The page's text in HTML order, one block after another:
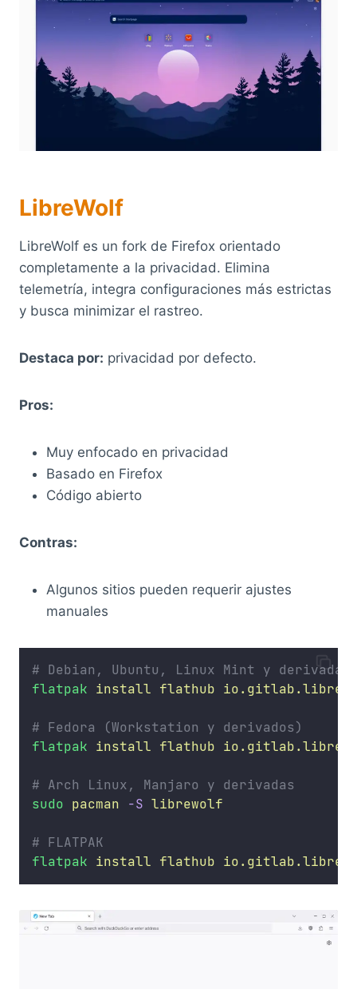
LibreWolf
LibreWolf es un fork de Firefox orientado
completamente a la privacidad. Elimina
telemetría, integra configuraciones más estrictas
y busca minimizar el rastreo.
Destaca por: privacidad por defecto.
Pros:
Muy enfocado en privacidad
Basado en Firefox
Código abierto
Contras:
Algunos sitios pueden requerir ajustes
manuales
# Debian, Ubuntu, Linux Mint y derivadas
flatpak install flathub
# Fedora (Workstation y derivados)
flatpak install flathub
# Arch Linux, Manjaro y derivadas
sudo pacman -S librewolf
# FLATPAK
flatpak install flathub